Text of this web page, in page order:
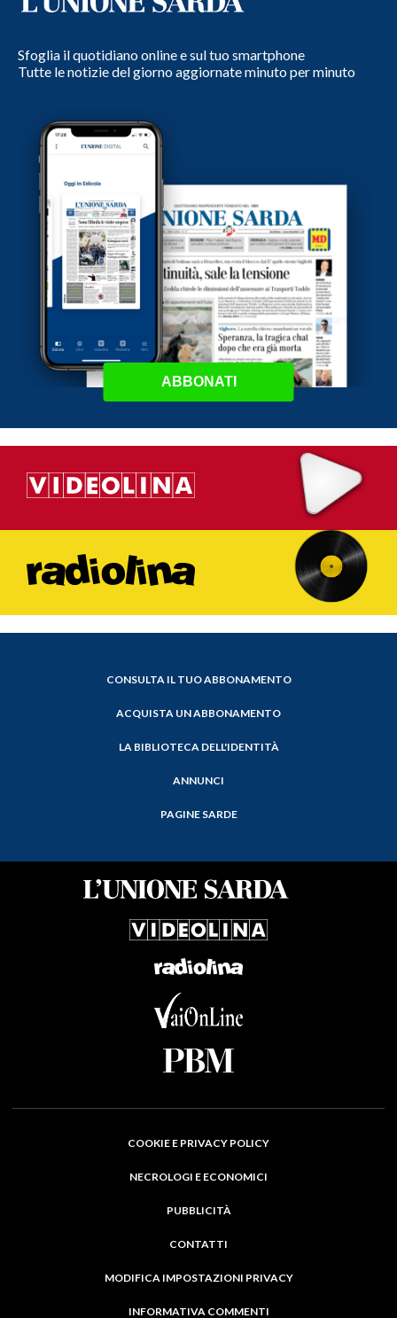
Sfoglia il quotidiano online e sul tuo smartphone
Tutte le notizie del giorno aggiornate minuto per minuto
ABBONATI
CONSULTA IL TUO ABBONAMENTO
ACQUISTA UN ABBONAMENTO
LA BIBLIOTECA DELL'IDENTITÀ
ANNUNCI
PAGINE SARDE
COOKIE E PRIVACY POLICY
NECROLOGI E ECONOMICI
PUBBLICITÀ
CONTATTI
MODIFICA IMPOSTAZIONI PRIVACY
INFORMATIVA COMMENTI